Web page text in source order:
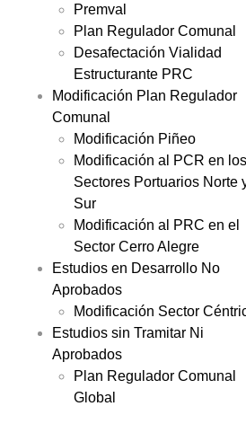
Premval
Plan Regulador Comunal
Desafectación Vialidad
Estructurante PRC
Modificación Plan Regulador
Comunal
Modificación Piñeo
Modificación al PCR en los
Sectores Portuarios Norte
Sur
Modificación al PRC en el
Sector Cerro Alegre
Estudios en Desarrollo No
Aprobados
Modificación Sector
Estudios sin Tramitar Ni
Aprobados
Plan Regulador Comunal
Global